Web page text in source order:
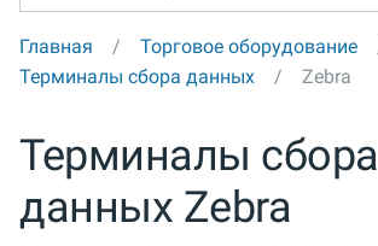
Главная
Торговое оборудование
Терминалы сбора данных
Zebra
Терминалы сбора
данных Zebra